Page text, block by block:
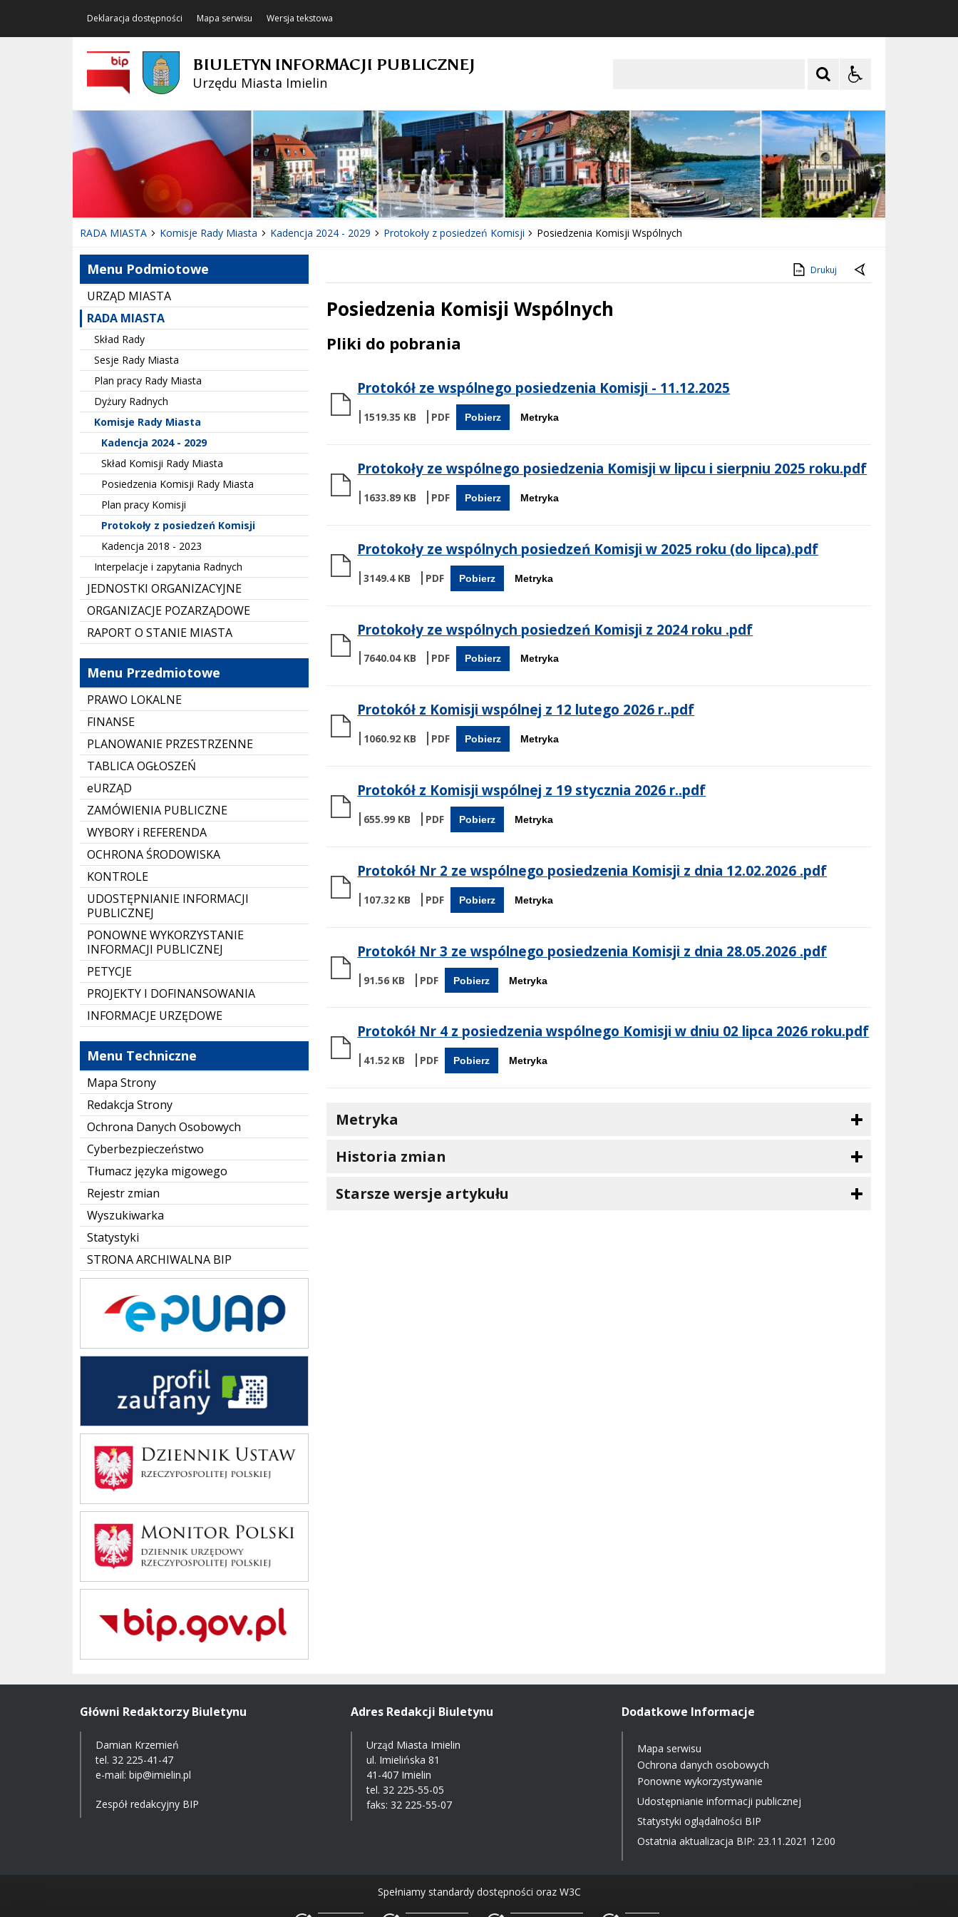
Deklaracja dostępności Mapa serwisu Wersja tekstowa
BIULETYN INFORMACJI PUBLICZNEJ
Urzędu Miasta Imielin
RADA MIASTA Komisje Rady Miasta Kadencja 2024 - 2029 Protokoły z posiedzeń Komisji Posiedzenia Komisji Wspólnych
Menu Podmiotowe
URZĄD MIASTA
RADA MIASTA
Skład Rady
Sesje Rady Miasta
Plan pracy Rady Miasta
Dyżury Radnych
Komisje Rady Miasta
Kadencja 2024 - 2029
Skład Komisji Rady Miasta
Posiedzenia Komisji Rady Miasta
Plan pracy Komisji
Protokoły z posiedzeń Komisji
Kadencja 2018 - 2023
Interpelacje i zapytania Radnych
JEDNOSTKI ORGANIZACYJNE
ORGANIZACJE POZARZĄDOWE
RAPORT O STANIE MIASTA
Menu Przedmiotowe
PRAWO LOKALNE
FINANSE
PLANOWANIE PRZESTRZENNE
TABLICA OGŁOSZEŃ
eURZĄD
ZAMÓWIENIA PUBLICZNE
WYBORY i REFERENDA
OCHRONA ŚRODOWISKA
KONTROLE
UDOSTĘPNIANIE INFORMACJI
PUBLICZNEJ
PONOWNE WYKORZYSTANIE
INFORMACJI PUBLICZNEJ
PETYCJE
PROJEKTY I DOFINANSOWANIA
INFORMACJE URZĘDOWE
Menu Techniczne
Mapa Strony
Redakcja Strony
Ochrona Danych Osobowych
Cyberbezpieczeństwo
Tłumacz języka migowego
Rejestr zmian
Wyszukiwarka
Statystyki
STRONA ARCHIWALNA BIP
ePUAP
Profil zaufany
Dziennik Polski
Monitor Polski
Bip Gov pl
Drukuj
Posiedzenia Komisji Wspólnych
Treść
Pliki do pobrania
Protokół ze wspólnego posiedzenia Komisji - 11.12.2025
1519.35 KB Pobierz Metryka
Protokoły ze wspólnego posiedzenia Komisji w lipcu i sierpniu 2025 roku.pdf
1633.89 KB Pobierz Metryka
Protokoły ze wspólnych posiedzeń Komisji w 2025 roku (do lipca).pdf
3149.4 KB Pobierz Metryka
Protokoły ze wspólnych posiedzeń Komisji z 2024 roku .pdf
7640.04 KB Pobierz Metryka
Protokół z Komisji wspólnej z 12 lutego 2026 r..pdf
1060.92 KB Pobierz Metryka
Protokół z Komisji wspólnej z 19 stycznia 2026 r..pdf
655.99 KB Pobierz Metryka
Protokół Nr 2 ze wspólnego posiedzenia Komisji z dnia 12.02.2026 .pdf
107.32 KB Pobierz Metryka
Protokół Nr 3 ze wspólnego posiedzenia Komisji z dnia 28.05.2026 .pdf
91.56 KB Pobierz Metryka
Protokół Nr 4 z posiedzenia wspólnego Komisji w dniu 02 lipca 2026 roku.pdf
41.52 KB Pobierz Metryka
Metryka
Historia zmian
Starsze wersje artykułu
Główni Redaktorzy Biuletynu
Damian Krzemień
tel. 32 225-41-47
e-mail: bip@imielin.pl
Zespół redakcyjny BIP
Adres Redakcji Biuletynu
Urząd Miasta Imielin
ul. Imielińska 81
41-407 Imielin
tel. 32 225-55-05
faks: 32 225-55-07
Dodatkowe Informacje
Mapa serwisu
Ochrona danych osobowych
Ponowne wykorzystywanie
Udostępnianie informacji publicznej
Statystyki oglądalności BIP
Ostatnia aktualizacja BIP: 23.11.2021 12:00
Spełniamy standardy dostępności oraz W3C